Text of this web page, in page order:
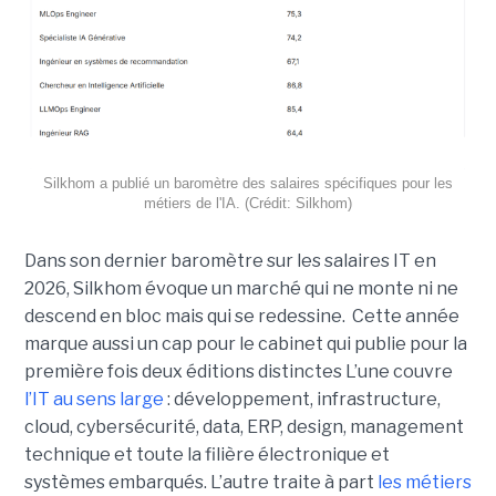
Silkhom a publié un baromètre des salaires spécifiques pour les
métiers de l'IA. (Crédit: Silkhom)
Dans son dernier baromètre sur les salaires IT en
2026, Silkhom évoque un marché qui ne monte ni ne
descend en bloc mais qui se redessine. Cette année
marque aussi un cap pour le cabinet qui publie pour la
première fois deux éditions distinctes L’une couvre
l’IT au sens large : développement, infrastructure,
cloud, cybersécurité, data, ERP, design, management
technique et toute la filière électronique et
systèmes embarqués. L’autre traite à part les métiers